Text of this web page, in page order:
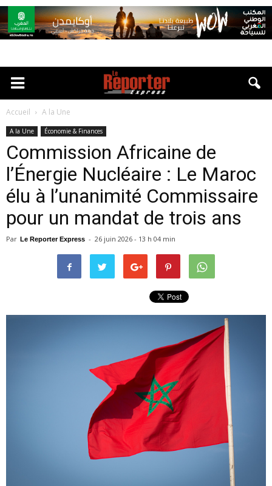
Accueil A la Une
A la Une Économie & Finances
Commission Africaine de
l’Énergie Nucléaire : Le Maroc
élu à l’unanimité Commissaire
pour un mandat de trois ans
Par Le Reporter Express - 26 juin 2026 - 13 h 04 min